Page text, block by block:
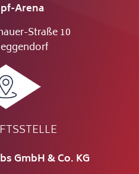
Arena
Straße 10
GmbH & Co. KG